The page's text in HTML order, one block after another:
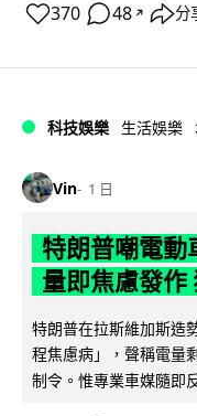
370 48 ↗ 分
科技娛樂 生活娛樂
Vin 1 日
特朗普嘲電動
量即焦慮發作
特朗普在拉斯維加斯造
程焦慮病」，聲稱電量
制令。惟專業車媒隨即